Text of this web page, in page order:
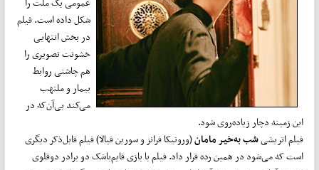
شکل داده است. فیلم
در بخش انتهایی
خشونت تصویری را
هم چاشنی روابط
بیمار و ملتهب
می‌کند بی‌آن‌که در
این زمینه دچار زیاده‌روی شود.
فیلم اتریشیشب به‌خیر مامان(ورونیکا فرانز و سورین فیالا) فیلم قابل‌ذکر دیگری
است که می‌شود در همین رده قرار داد. فیلم با بازی قایم‌باشک دو برادر دوقلوی